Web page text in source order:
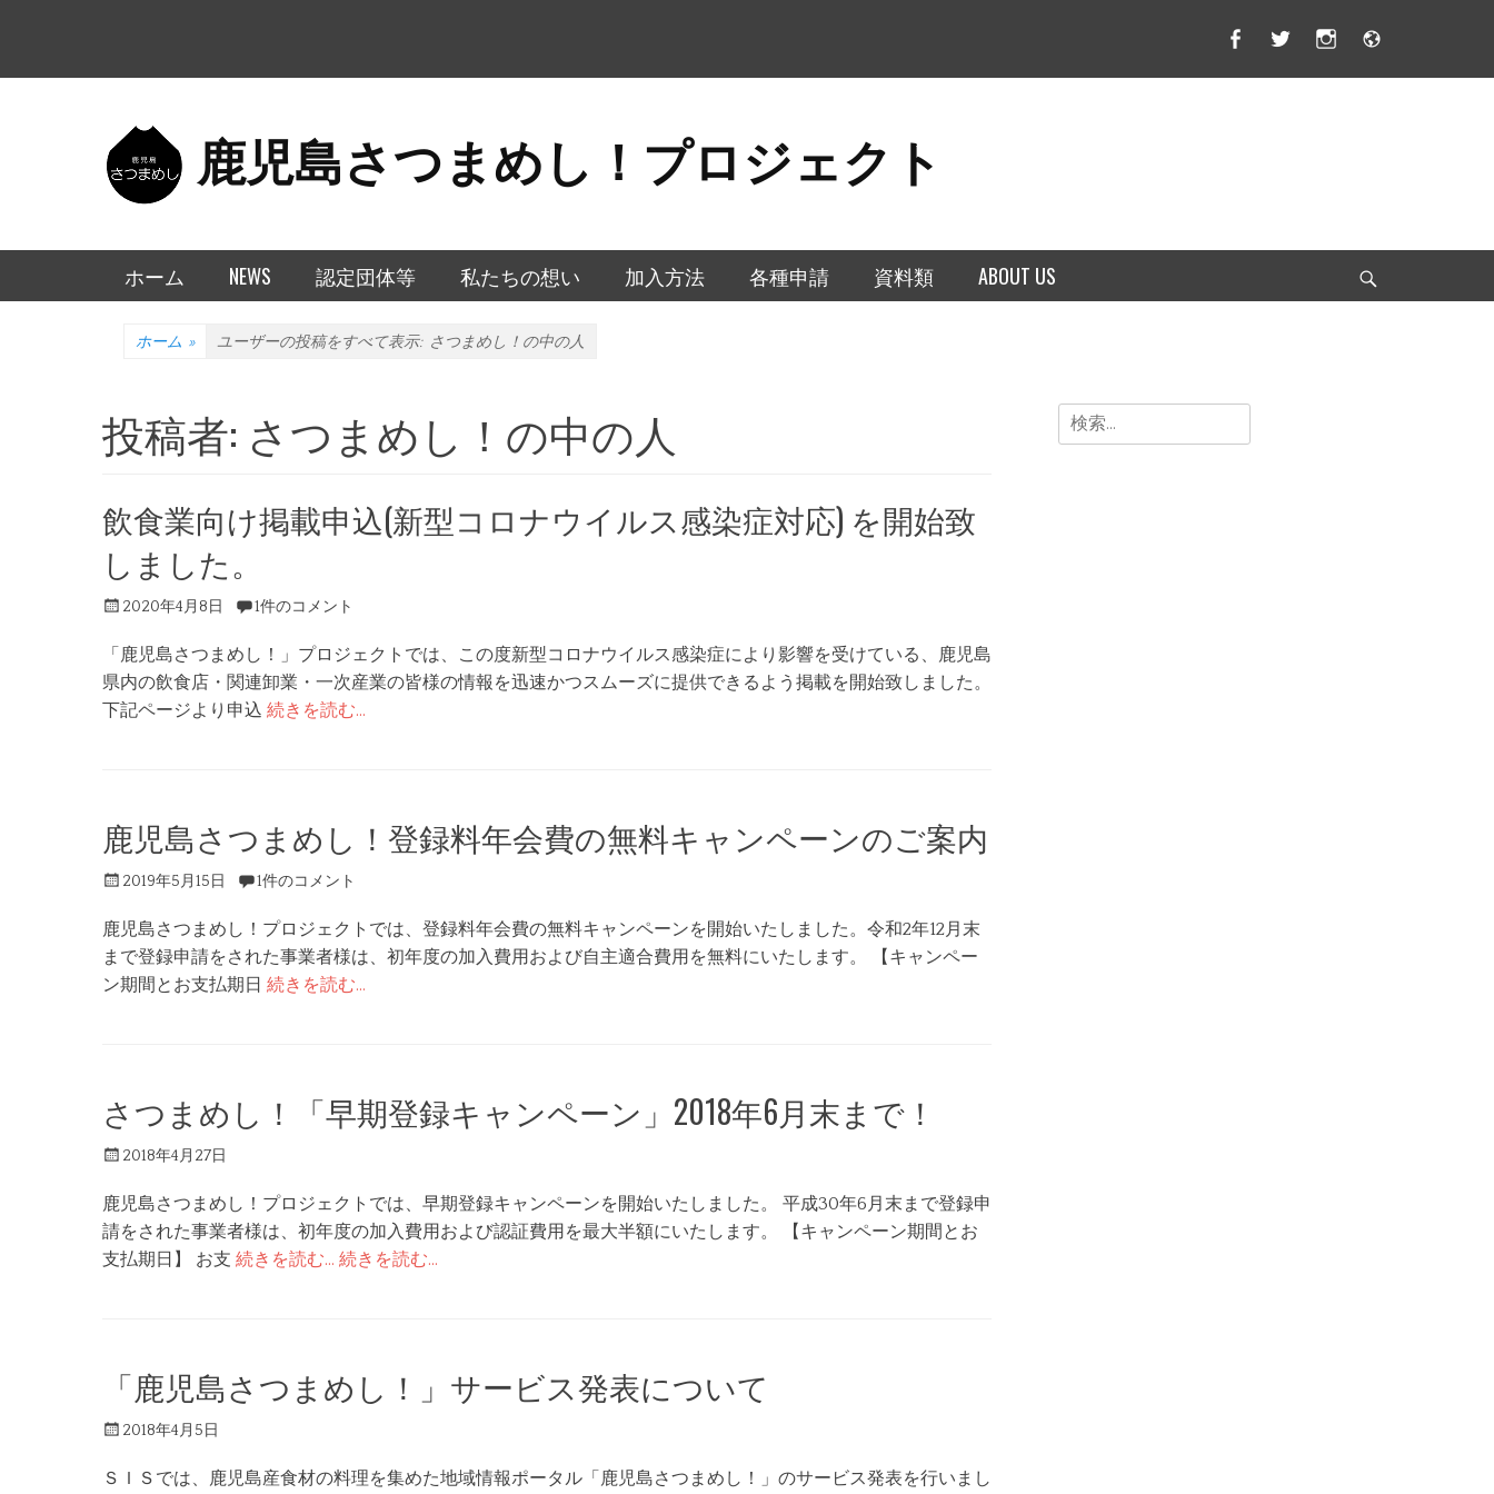
Facebook
TwitterInstagram
ト
鹿児島さつまめし！プロジェクト
メインメニュー
ン
へ
ス
ッ
ホーム NEWS 認定団体等 私たちの想い 加入方法 各種申請 資料類 ABOUT US
ホーム » ユーザーの投稿をすべて表示: さつまめし！の中の人
投稿者: さつまめし！の中の人
飲食業向け掲載申込(新型コロナウイルス感染症対応) を開始致
しました。
投
日
2020年4月8日 1件のコメント
「鹿児島さつまめし！」プロジェクトでは、この度新型コロナウイルス感染症により影響を受けている、鹿児島
県内の飲食店・関連卸業・一次産業の皆様の情報を迅速かつスムーズに提供できるよう掲載を開始致しました。
下記ページより申込 続きを読む…
鹿児島さつまめし！登録料年会費の無料キャンペーンのご案内
投
日
2019年5月15日 1件のコメント
鹿児島さつまめし！プロジェクトでは、登録料年会費の無料キャンペーンを開始いたしました。令和2年12月末
まで登録申請をされた事業者様は、初年度の加入費用および自主適合費用を無料にいたします。 【キャンペー
ン期間とお支払期日 続きを読む…
さつまめし！「早期登録キャンペーン」2018年6月末まで！
投
日
2018年4月27日
鹿児島さつまめし！プロジェクトでは、早期登録キャンペーンを開始いたしました。 平成30年6月末まで登録申
請をされた事業者様は、初年度の加入費用および認証費用を最大半額にいたします。 【キャンペーン期間とお
支払期日】 お支 続きを読む… 続きを読む…
「鹿児島さつまめし！」サービス発表について
投
日
2018年4月5日
ＳＩＳでは、鹿児島産食材の料理を集めた地域情報ポータル「鹿児島さつまめし！」のサービス発表を行いまし
検
索: